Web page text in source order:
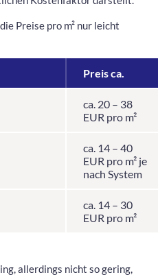
Preise pro m² nur leicht
Preis ca.
ca. 20 – 38
EUR pro m²
ca. 14 – 40
EUR pro m² je
nach System
ca. 14 – 30
EUR pro m²
allerdings nicht so gering,